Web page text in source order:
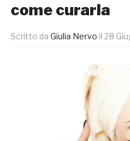
come curarla
Scritto da Giulia Nervo il 28